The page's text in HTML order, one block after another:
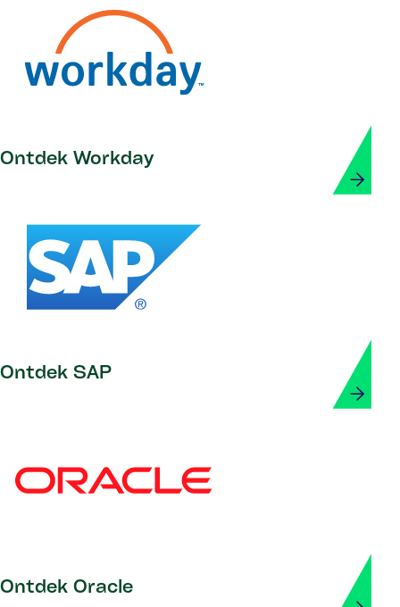
Ontdek Workday
Ontdek SAP
Ontdek Oracle